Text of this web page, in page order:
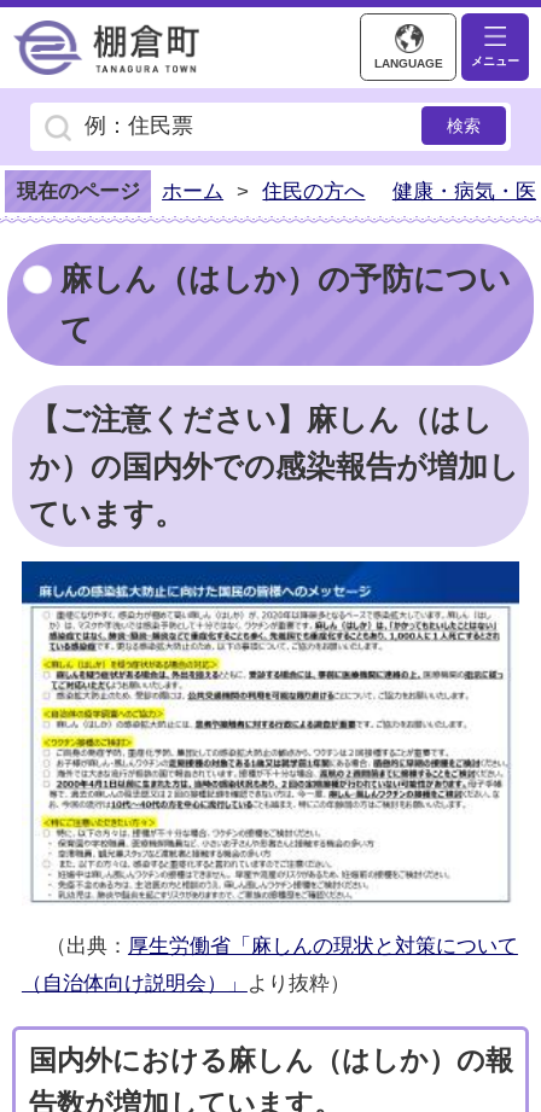
棚倉町ホームページ
LANGUAGE メニュー
現在のページ ホーム > 住民の方へ 健康・病気・医
麻しん（はしか）の予防につい
て
【ご注意ください】麻しん（はし
か）の国内外での感染報告が増加し
ています。
（出典： 厚生労働省「麻しんの現状と対策について
（自治体向け説明会）」
より抜粋）
国内外における麻しん（はしか）の報
告数が増加しています。